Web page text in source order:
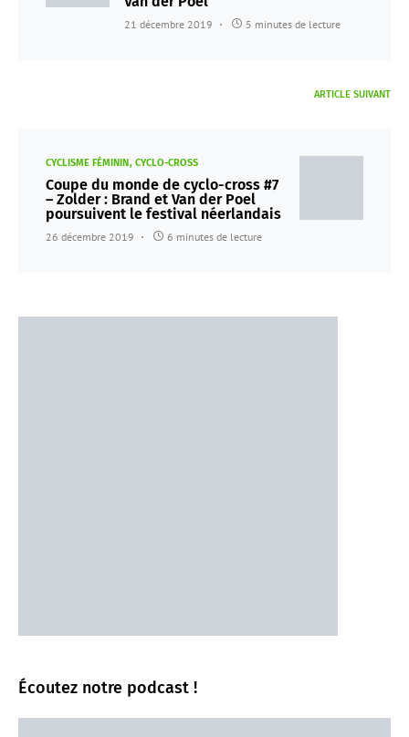
21 décembre 2019 5 minutes de lecture
ARTICLE SUIVANT
CYCLISME FÉMININ CYCLO-CROSS
Coupe du monde de cyclo-cross #7
– Zolder : Brand et Van der Poel
poursuivent le festival néerlandais
26 décembre 2019 6 minutes de lecture
Écoutez notre podcast !